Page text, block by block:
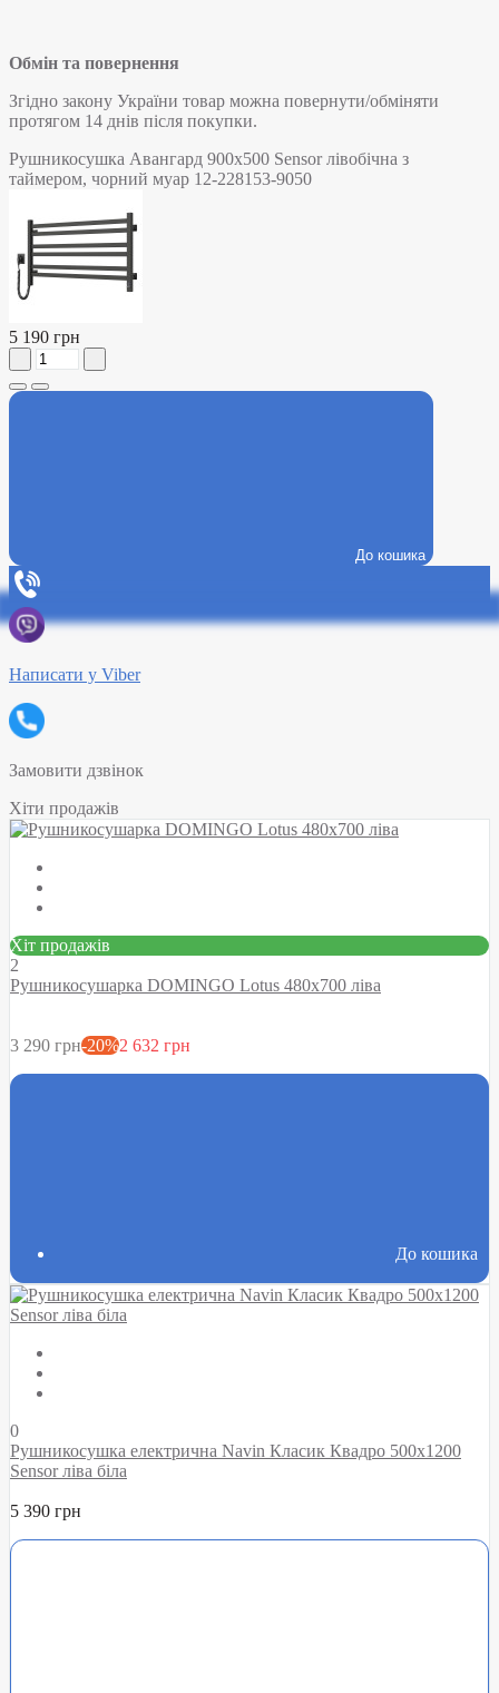
Обмін та повернення
Згідно закону України товар можна повернути/обміняти
протягом 14 днів після покупки.
Рушникосушка Авангард 900х500 Sensor лівобічна з
таймером, чорний муар 12-228153-9050
5 190 грн
До кошика
Написати у Viber
Замовити дзвінок
Хіти продажів
Хіт продажів
2
Рушникосушарка DOMINGO Lotus 480х700 ліва
3 290 грн-20%2 632 грн
До кошика
0
Рушникосушка електрична Navin Класик Квадро 500х1200
Sensor ліва біла
5 390 грн